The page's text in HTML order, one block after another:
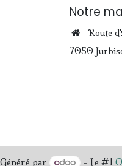
Notre
Route
7050
Généré par - Le #1